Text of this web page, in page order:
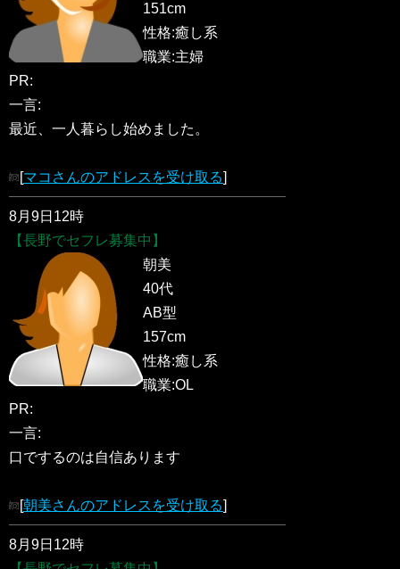
151cm
性格:癒し系
職業:主婦
PR:
一言:
最近、一人暮らし始めました。
[マコさんのアドレスを受け取る]
8月9日12時
【長野でセフレ募集中】
朝美
40代
AB型
157cm
性格:癒し系
職業:OL
PR:
一言:
口でするのは自信あります
[朝美さんのアドレスを受け取る]
8月9日12時